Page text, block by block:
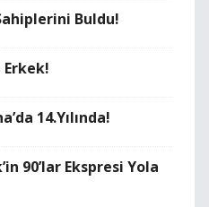
Buldu!
Erkek!
14.Yılında!
90’lar Ekspresi Yola